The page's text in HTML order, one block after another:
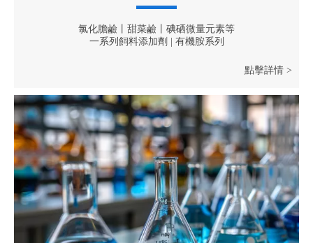
氯化膽鹼丨甜菜鹼丨碘硒微量元素等
一系列飼料添加劑 | 有機胺系列
點擊詳情 >